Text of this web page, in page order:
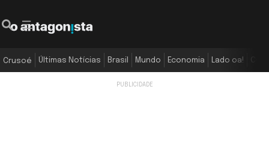
Crusoé Últimas Notícias Brasil Mundo Economia Lado oa!